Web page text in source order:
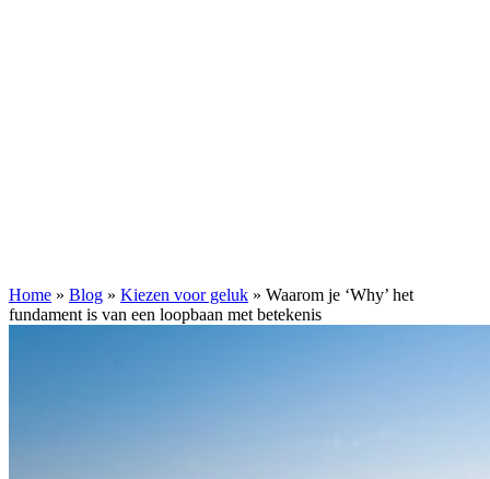
Home » Blog » Kiezen voor geluk » Waarom je ‘Why’ het
fundament is van een loopbaan met betekenis